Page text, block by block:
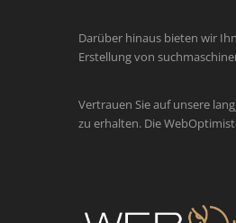
Darüber hinaus bieten wir
Erstellung von
Vertrauen Sie auf unsere
zu erhalten. Die